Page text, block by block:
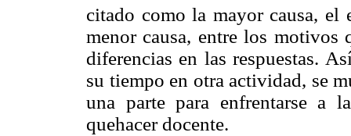
citado como la mayor causa,
menor causa, entre los motivos
diferencias en las respuestas.
su tiempo en otra actividad, se
una parte para enfrentarse a
quehacer docente.